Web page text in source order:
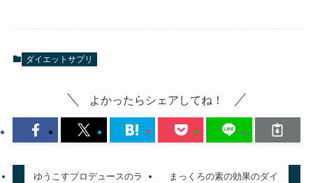
ダイエットサプリ
よかったらシェアしてね！
ゆうこすプロデュースのラ
まっくろの素の効果のダイ